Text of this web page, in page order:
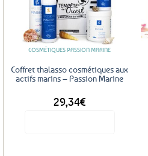
Ajouter
aux
favoris
COSMÉTIQUES PASSION MARINE
Coffret thalasso cosmétiques aux
actifs marins – Passion Marine
29,34€